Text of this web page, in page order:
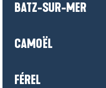
BATZ-SUR-MER
CAMOËL
FÉREL